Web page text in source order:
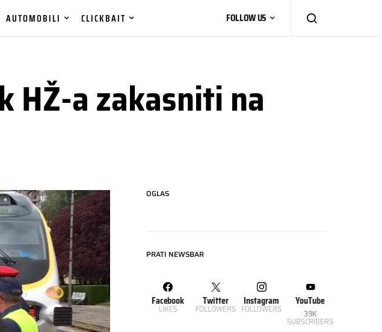
AUTOMOBILI CLICKBAIT FOLLOW US
HŽ-a zakasniti na
OGLAS
PRATI NEWSBAR
Facebook
LIKES
Twitter
FOLLOWERS
Instagram
FOLLOWERS
YouTube
39K
SUBSCRIBERS